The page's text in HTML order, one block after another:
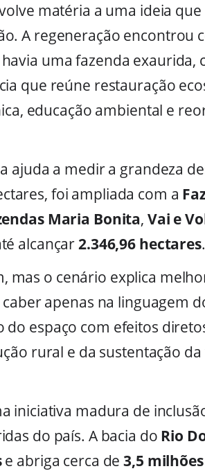
matéria a uma ideia que
A regeneração encontrou
uma fazenda exaurida,
que reúne restauração
educação ambiental e
ajuda a medir a grandeza
foi ampliada com a
Maria Bonita, Vai e
alcançar2.346,96 hectares.
mas o cenário explica
apenas na linguagem
espaço com efeitos
rural e da sustentação
iniciativa madura de
do país. A bacia do Rio
e abriga cerca de3,5